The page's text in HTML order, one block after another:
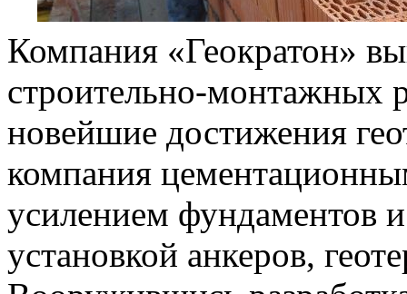
Компания «Геократон»
строительно-монтажных
новейшие достижения
компания
усилением фундаментов
установкой анкеров,